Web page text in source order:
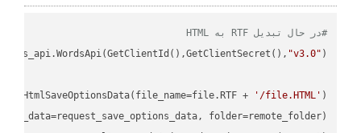
#در حال تبدیل RTF به HTML
"v3.0"
+ '/file.HTML' )
folder=remote_folder)